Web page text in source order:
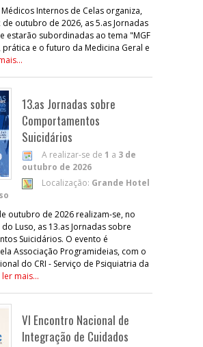
Internos de Celas organiza,
de outubro de 2026, as 5.as Jornadas
estarão subordinadas ao tema "MGF
prática e o futuro da Medicina Geral e
13.as Jornadas sobre
Comportamentos
Suicidários
A realizar-se de 1 a 3 de
outubro de 2026
Localização: Grande Hotel
outubro de 2026 realizam-se, no
Luso, as 13.as Jornadas sobre
Suicidários. O evento é
Associação Programideias, com o
do CRI - Serviço de Psiquiatria da
ler mais...
VI Encontro Nacional de
Integração de Cuidados